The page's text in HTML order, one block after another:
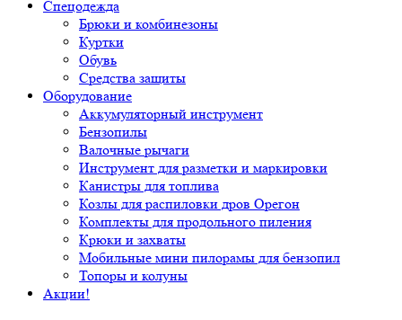
Спецодежда
Брюки и комбинезоны
Куртки
Обувь
Средства защиты
Оборудование
Аккумуляторный инструмент
Бензопилы
Валочные рычаги
Инструмент для разметки и маркировки
Канистры для топлива
Козлы для распиловки дров Орегон
Комплекты для продольного пиления
Крюки и захваты
Мобильные мини пилорамы для бензопил
Топоры и колуны
Акции!